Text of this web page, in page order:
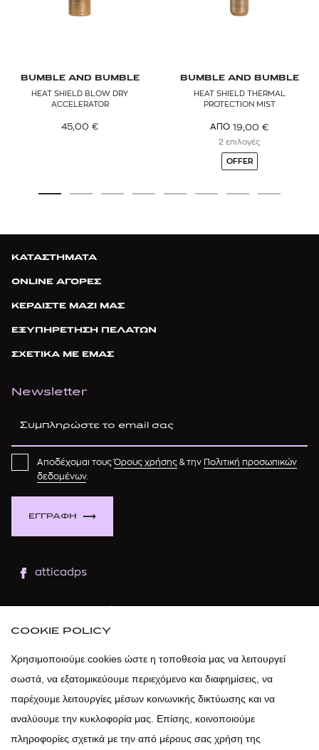
BUMBLE AND BUMBLE
HEAT SHIELD BLOW DRY
ACCELERATOR
45,00 €
BUMBLE AND BUMBLE
HEAT SHIELD THERMAL
PROTECTION MIST
ΑΠΟ 19,00 €
2 επιλογές
OFFER
ΚΑΤΑΣΤΗΜΑΤΑ
ONLINE ΑΓΟΡΕΣ
ΚΕΡΔΙΣΤΕ ΜΑΖΙ ΜΑΣ
ΕΞΥΠΗΡΕΤΗΣΗ ΠΕΛΑΤΩΝ
ΣΧΕΤΙΚΑ ΜΕ ΕΜΑΣ
Newsletter
ΕΓΓΡΑΦΗ
Αποδέχομαι τουςΌρους χρήσης & την
Πολιτική προσωπικών
δεδομένων.
atticadps
atticadps
COOKIE POLICY
Χρησιμοποιούμε cookies ώστε η τοποθεσία μας να λειτουργεί
σωστά, να εξατομικεύουμε περιεχόμενο και διαφημίσεις, να
παρέχουμε λειτουργίες μέσων κοινωνικής δικτύωσης και να
αναλύουμε την κυκλοφορία μας. Επίσης, κοινοποιούμε
πληροφορίες σχετικά με την από μέρους σας χρήση της